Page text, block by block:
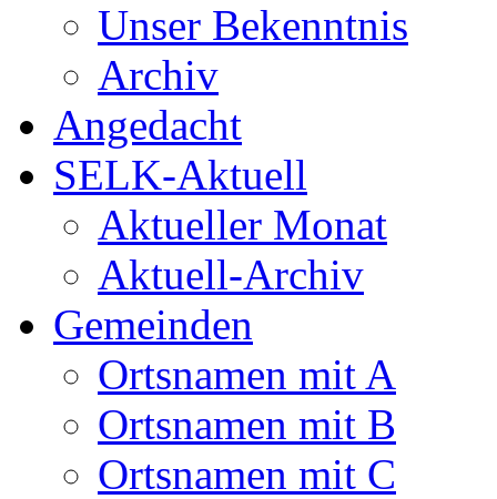
Unser Bekenntnis
Archiv
Angedacht
SELK-Aktuell
Aktueller Monat
Aktuell-Archiv
Gemeinden
Ortsnamen mit A
Ortsnamen mit B
Ortsnamen mit C